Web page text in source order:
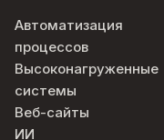
Автоматизация
процессов
Высоконагруженные
системы
Веб-сайты
ИИ